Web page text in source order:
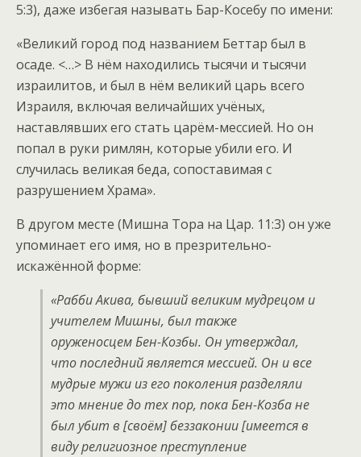
5:3), даже избегая называть Бар-Косебу по имени:
«Великий город под названием Беттар был в
осаде. <…> В нём находились тысячи и тысячи
израилитов, и был в нём великий царь всего
Израиля, включая величайших учёных,
наставлявших его стать царём-мессией. Но он
попал в руки римлян, которые убили его. И
случилась великая беда, сопоставимая с
разрушением Храма».
В другом месте (Мишна Тора на Цар. 11:3) он уже
упоминает его имя, но в презрительно-
искажённой форме:
«Рабби Акива, бывший великим мудрецом и
учителем Мишны, был также
оруженосцем Бен-Козбы. Он утверждал,
что последний является мессией. Он и все
мудрые мужи из его поколения разделяли
это мнение до тех пор, пока Бен-Козба не
был убит в [своём] беззаконии [имеется в
виду религиозное преступление